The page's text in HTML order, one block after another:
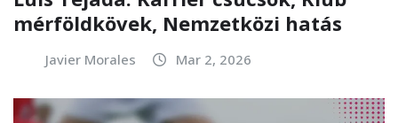
mérföldkövek, Nemzetközi hatás
Javier Morales Mar 2, 2026